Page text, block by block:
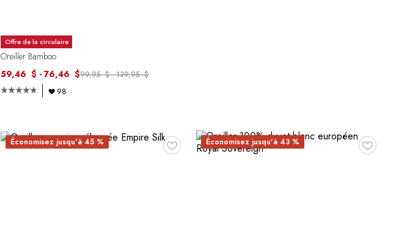
Offre de la circulaire
Oreiller Bamboo
59,46 $ - 76,46 $99,95 $ - 139,95 $
98
♥
Économisez jusqu'à 45 % ♥
Économisez jusqu'à 43 %